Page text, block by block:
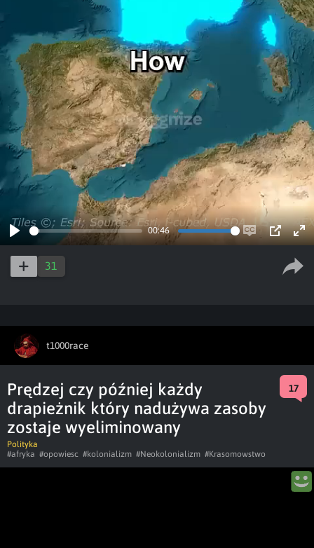
Play
00:46
EnablePIP
31
t1000race
Prędzej czy później każdy
drapieżnik który nadużywa zasoby
zostaje wyeliminowany
17
Polityka
#afryka #opowiesc #kolonializm #Neokolonializm #Krasomowstwo